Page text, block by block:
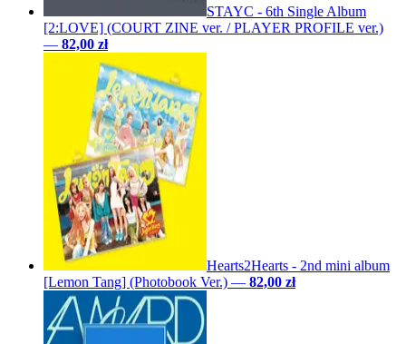
STAYC - 6th Single Album
[2:LOVE] (COURT ZINE ver. / PLAYER PROFILE ver.)
— 82,00 zł
Hearts2Hearts - 2nd mini album
[Lemon Tang] (Photobook Ver.) — 82,00 zł